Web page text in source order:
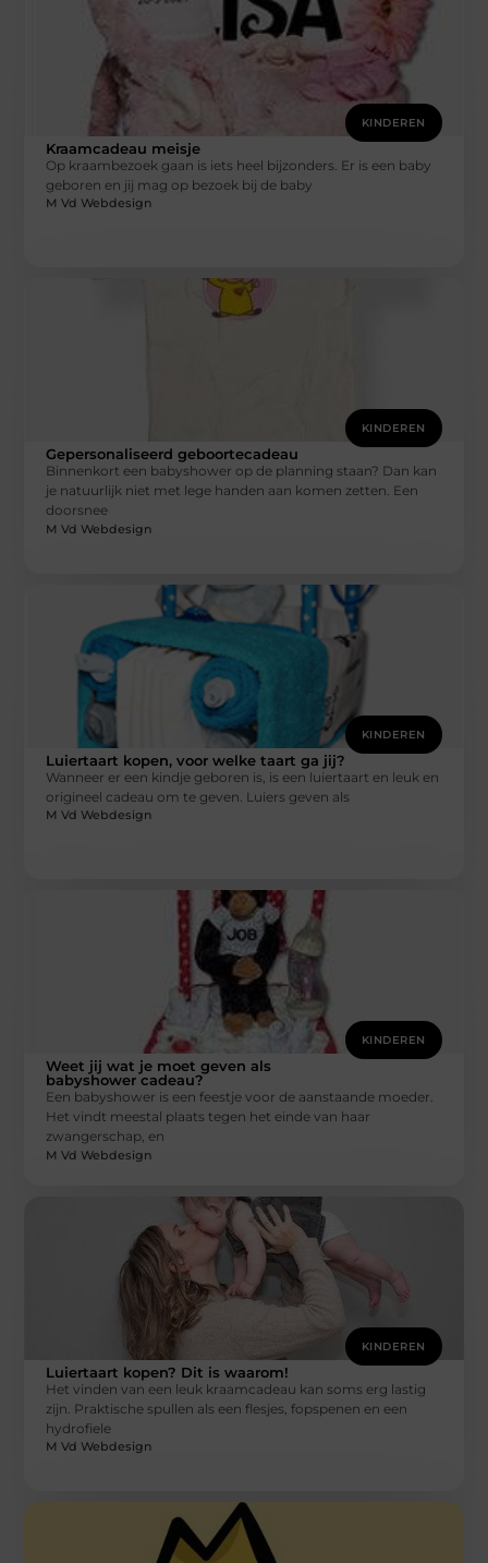
KINDEREN
Kraamcadeau meisje
Op kraambezoek gaan is iets heel bijzonders. Er is een baby
geboren en jij mag op bezoek bij de baby
M Vd Webdesign
KINDEREN
Gepersonaliseerd geboortecadeau
Binnenkort een babyshower op de planning staan? Dan kan
je natuurlijk niet met lege handen aan komen zetten. Een
doorsnee
M Vd Webdesign
KINDEREN
Luiertaart kopen, voor welke taart ga jij?
Wanneer er een kindje geboren is, is een luiertaart en leuk en
origineel cadeau om te geven. Luiers geven als
M Vd Webdesign
KINDEREN
Weet jij wat je moet geven als
babyshower cadeau?
Een babyshower is een feestje voor de aanstaande moeder.
Het vindt meestal plaats tegen het einde van haar
zwangerschap, en
M Vd Webdesign
KINDEREN
Luiertaart kopen? Dit is waarom!
Het vinden van een leuk kraamcadeau kan soms erg lastig
zijn. Praktische spullen als een flesjes, fopspenen en een
hydrofiele
M Vd Webdesign